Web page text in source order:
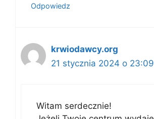
Odpowiedz
krwiodawcy.org
21 stycznia 2024 o 23:09
Witam serdecznie!